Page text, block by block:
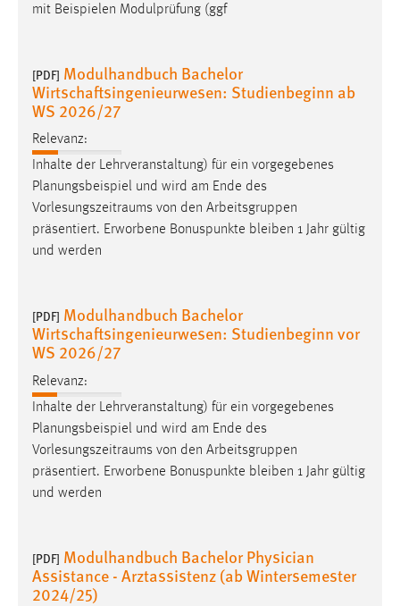
mit Beispielen Modulprüfung (ggf
[PDF] Modulhandbuch Bachelor
Wirtschaftsingenieurwesen: Studienbeginn ab
WS 2026/27
Relevanz:
Inhalte der Lehrveranstaltung) für ein vorgegebenes
Planungsbeispiel und wird am Ende des
Vorlesungszeitraums von den Arbeitsgruppen
präsentiert. Erworbene Bonuspunkte bleiben 1 Jahr gültig
und werden
[PDF] Modulhandbuch Bachelor
Wirtschaftsingenieurwesen: Studienbeginn vor
WS 2026/27
Relevanz:
Inhalte der Lehrveranstaltung) für ein vorgegebenes
Planungsbeispiel und wird am Ende des
Vorlesungszeitraums von den Arbeitsgruppen
präsentiert. Erworbene Bonuspunkte bleiben 1 Jahr gültig
und werden
[PDF] Modulhandbuch Bachelor Physician
Assistance - Arztassistenz (ab Wintersemester
2024/25)